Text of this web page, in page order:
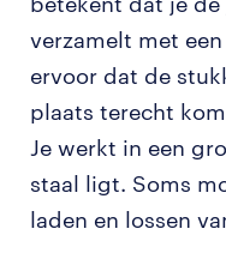
verzamelt met
ervoor dat de
plaats terecht
Je werkt in een
staal ligt. Soms
laden en lossen